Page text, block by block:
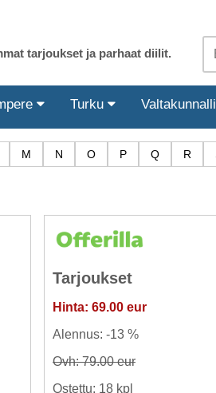
tarjoukset ja parhaat diilit.
Turku
M N O P Q R
Tarjoukset
Hinta: 69.00 eur
Alennus: -13 %
Ovh: 79.00 eur
Ostettu: 18 kpl